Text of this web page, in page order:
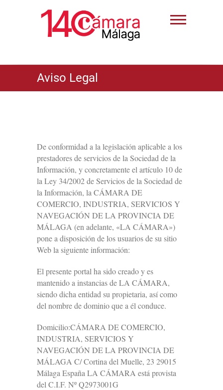
Aviso Legal
De conformidad a la legislación aplicable a los
prestadores de servicios de la Sociedad de la
Información, y concretamente el artículo 10 de
la Ley 34/2002 de Servicios de la Sociedad de
la Información, la CÁMARA DE
COMERCIO, INDUSTRIA, SERVICIOS Y
NAVEGACIÓN DE LA PROVINCIA DE
MÁLAGA (en adelante, «LA CÁMARA»)
pone a disposición de los usuarios de su sitio
Web la siguiente información:
El presente portal ha sido creado y es
mantenido a instancias de LA CÁMARA,
siendo dicha entidad su propietaria, así como
del nombre de dominio que a él conduce.
Domicilio:CÁMARA DE COMERCIO,
INDUSTRIA, SERVICIOS Y
NAVEGACIÓN DE LA PROVINCIA DE
MÁLAGA C/ Cortina del Muelle, 23 29015
Málaga España LA CÁMARA está provista
del C.I.F. Nº Q2973001G